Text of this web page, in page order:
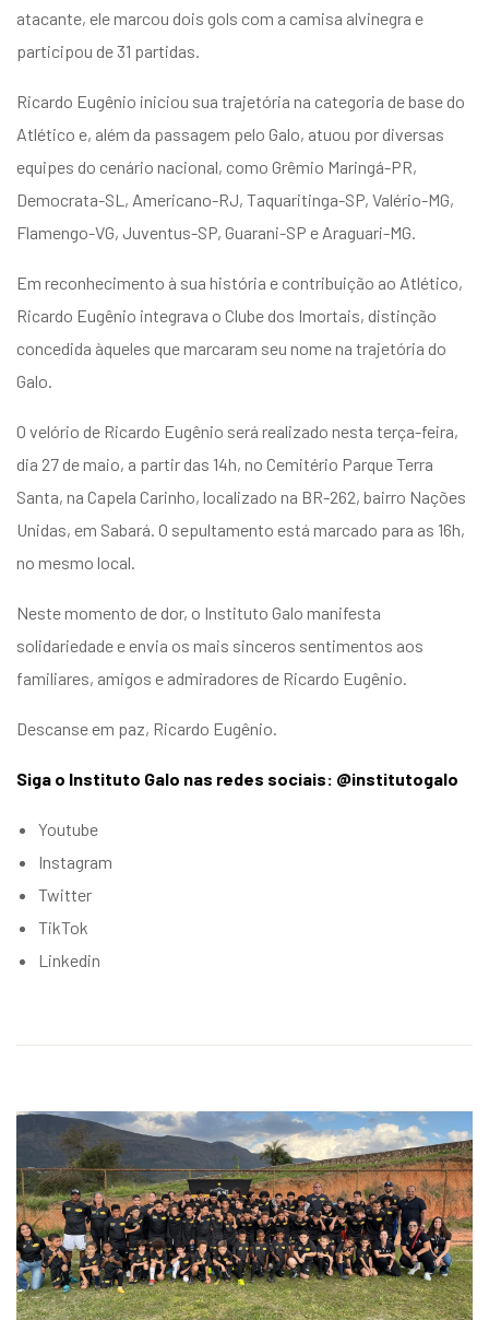
atacante, ele marcou dois gols com a camisa alvinegra e
participou de 31 partidas.
Ricardo Eugênio iniciou sua trajetória na categoria de base do
Atlético e, além da passagem pelo Galo, atuou por diversas
equipes do cenário nacional, como Grêmio Maringá-PR,
Democrata-SL, Americano-RJ, Taquaritinga-SP, Valério-MG,
Flamengo-VG, Juventus-SP, Guarani-SP e Araguari-MG.
Em reconhecimento à sua história e contribuição ao Atlético,
Ricardo Eugênio integrava o Clube dos Imortais, distinção
concedida àqueles que marcaram seu nome na trajetória do
Galo.
O velório de Ricardo Eugênio será realizado nesta terça-feira,
dia 27 de maio, a partir das 14h, no Cemitério Parque Terra
Santa, na Capela Carinho, localizado na BR-262, bairro Nações
Unidas, em Sabará. O sepultamento está marcado para as 16h,
no mesmo local.
Neste momento de dor, o Instituto Galo manifesta
solidariedade e envia os mais sinceros sentimentos aos
familiares, amigos e admiradores de Ricardo Eugênio.
Descanse em paz, Ricardo Eugênio.
Siga o Instituto Galo nas redes sociais: @institutogalo
Youtube
Instagram
Twitter
TikTok
Linkedin